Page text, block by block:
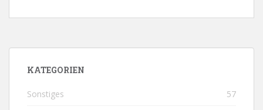
KATEGORIEN
Sonstiges 57